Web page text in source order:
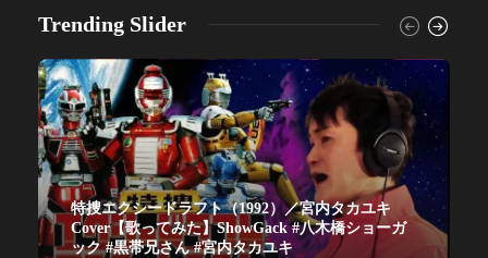
Trending Slider
特捜エクシードラフト（1992）／宮内タカユキ
Cover【歌ってみた】ShowGack #八木橋ショーガ
ック #黒帯兄さん #宮内タカユキ